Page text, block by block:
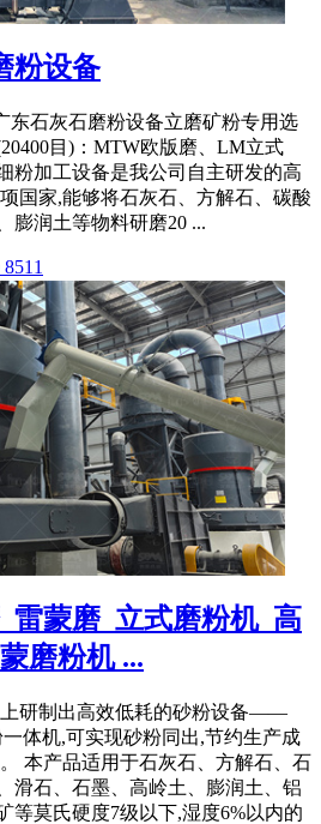
粉设备
东石灰石磨粉设备立磨矿粉专用选
目)：MTW欧版磨、LM立式
粉加工设备是我公司自主研发的高
国家,能够将石灰石、方解石、碳酸
膨润土等物料研磨20 ...
雷蒙磨_立式磨粉机_高
磨粉机 ...
上研制出高效低耗的砂粉设备——
体机,可实现砂粉同出,节约生产成
本产品适用于石灰石、方解石、石
滑石、石墨、高岭土、膨润土、铝
等莫氏硬度7级以下,湿度6%以内的